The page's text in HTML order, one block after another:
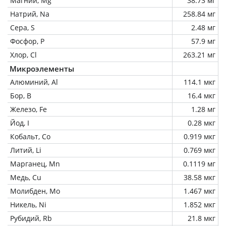
Натрий, Na
258.84 мг
Сера, S
2.48 мг
Фосфор, P
57.9 мг
Хлор, Cl
263.21 мг
Микроэлементы
Алюминий, Al
114.1 мкг
Бор, B
16.4 мкг
Железо, Fe
1.28 мг
Йод, I
0.28 мкг
Кобальт, Co
0.919 мкг
Литий, Li
0.769 мкг
Марганец, Mn
0.1119 мг
Медь, Cu
38.58 мкг
Молибден, Mo
1.467 мкг
Никель, Ni
1.852 мкг
Рубидий, Rb
21.8 мкг